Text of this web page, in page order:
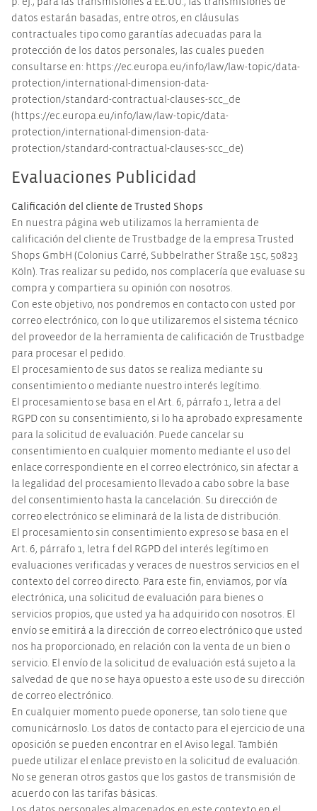
datos estarán basadas, entre otros, en cláusulas
contractuales tipo como garantías adecuadas para la
protección de los datos personales, las cuales pueden
consultarse en: https://ec.europa.eu/info/law/law-topic/data-
protection/international-dimension-data-
protection/standard-contractual-clauses-scc_de
(https://ec.europa.eu/info/law/law-topic/data-
protection/international-dimension-data-
protection/standard-contractual-clauses-scc_de)
Evaluaciones Publicidad
Calificación del cliente de Trusted Shops
En nuestra página web utilizamos la herramienta de
calificación del cliente de Trustbadge de la empresa Trusted
Shops GmbH (Colonius Carré, Subbelrather Straße 15c, 50823
Köln). Tras realizar su pedido, nos complacería que evaluase su
compra y compartiera su opinión con nosotros.
Con este objetivo, nos pondremos en contacto con usted por
correo electrónico, con lo que utilizaremos el sistema técnico
del proveedor de la herramienta de calificación de Trustbadge
para procesar el pedido.
El procesamiento de sus datos se realiza mediante su
consentimiento o mediante nuestro interés legítimo.
El procesamiento se basa en el Art. 6, párrafo 1, letra a del
RGPD con su consentimiento, si lo ha aprobado expresamente
para la solicitud de evaluación. Puede cancelar su
consentimiento en cualquier momento mediante el uso del
enlace correspondiente en el correo electrónico, sin afectar a
la legalidad del procesamiento llevado a cabo sobre la base
del consentimiento hasta la cancelación. Su dirección de
correo electrónico se eliminará de la lista de distribución.
El procesamiento sin consentimiento expreso se basa en el
Art. 6, párrafo 1, letra f del RGPD del interés legítimo en
evaluaciones verificadas y veraces de nuestros servicios en el
contexto del correo directo. Para este fin, enviamos, por vía
electrónica, una solicitud de evaluación para bienes o
servicios propios, que usted ya ha adquirido con nosotros. El
envío se emitirá a la dirección de correo electrónico que usted
nos ha proporcionado, en relación con la venta de un bien o
servicio. El envío de la solicitud de evaluación está sujeto a la
salvedad de que no se haya opuesto a este uso de su dirección
de correo electrónico.
En cualquier momento puede oponerse, tan solo tiene que
comunicárnoslo. Los datos de contacto para el ejercicio de una
oposición se pueden encontrar en el Aviso legal. También
puede utilizar el enlace previsto en la solicitud de evaluación.
No se generan otros gastos que los gastos de transmisión de
acuerdo con las tarifas básicas.